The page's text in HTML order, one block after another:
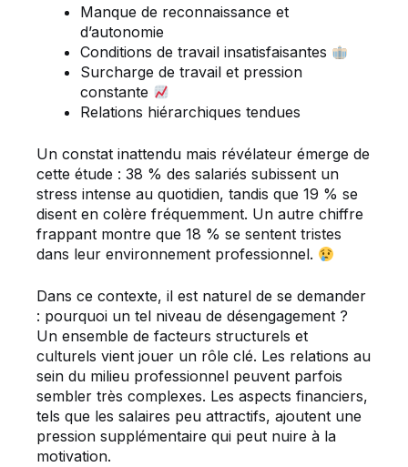
Manque de reconnaissance et
d’autonomie
Conditions de travail insatisfaisantes
Surcharge de travail et pression
constante
Relations hiérarchiques tendues
Un constat inattendu mais révélateur émerge de
cette étude : 38 % des salariés subissent un
stress intense au quotidien, tandis que 19 % se
disent en colère fréquemment. Un autre chiffre
frappant montre que 18 % se sentent tristes
dans leur environnement professionnel.
Dans ce contexte, il est naturel de se demander
: pourquoi un tel niveau de désengagement ?
Un ensemble de facteurs structurels et
culturels vient jouer un rôle clé. Les relations au
sein du milieu professionnel peuvent parfois
sembler très complexes. Les aspects financiers,
tels que les salaires peu attractifs, ajoutent une
pression supplémentaire qui peut nuire à la
motivation.